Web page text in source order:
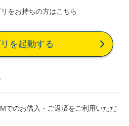
をお持ちの方はこちら
を起動する
でのお借入・ご返済をご利用いただ